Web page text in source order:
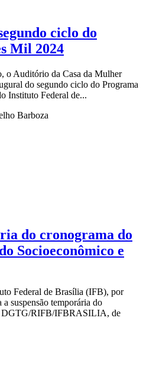
ciclo do
Mil 2024
o Auditório da Casa da Mulher
do segundo ciclo do Programa
Instituto Federal de...
Barboza
do cronograma do
Socioeconômico e
Federal de Brasília (IFB), por
suspensão temporária do
DGTG/RIFB/IFBRASILIA, de